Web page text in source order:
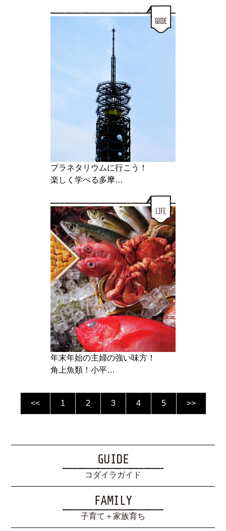
プラネタリウムに行こう！
楽しく学べる多摩…
年末年始の主婦の強い味方！
角上魚類！小平…
<< 1 2 3 4 5 >>
GUIDE
コダイラガイド
FAMILY
子育て＋家族育ち